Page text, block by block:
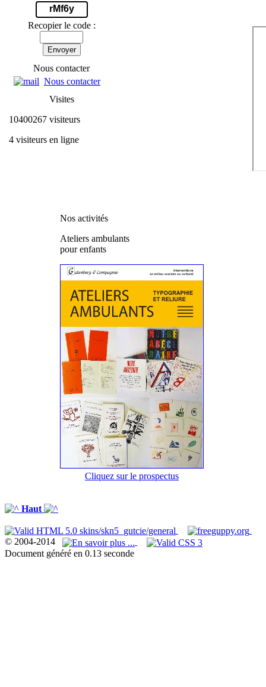
rMf6y
Recopier le code :
Envoyer
Nous contacter
Nous contacter
Visites
10400267 visiteurs
4 visiteurs en ligne
Nos activités
Ateliers ambulants
pour enfants
Cliquez sur le prospectus
Haut
© 2004-2014
Document généré en 0.13 seconde